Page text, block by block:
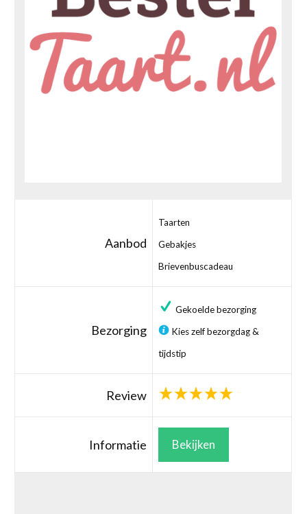
Aanbod
Taarten
Gebakjes
Brievenbuscadeau
Bezorging
Gekoelde bezorging
Kies zelf bezorgdag &
tijdstip
Review
Informatie Bekijken